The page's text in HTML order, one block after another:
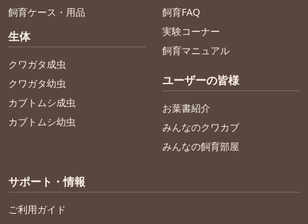
飼育ケース・用品
生体
クワガタ成虫
クワガタ幼虫
カブトムシ成虫
カブトムシ幼虫
飼育FAQ
実験コーナー
飼育マニュアル
ユーザーの皆様
お葉書紹介
みんなのクワカブ
みんなの飼育部屋
サポート・情報
ご利用ガイド